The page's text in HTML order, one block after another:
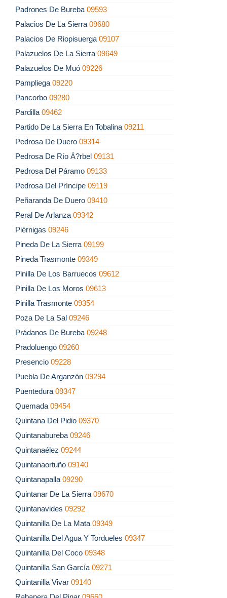
Padrones De Bureba 09593
Palacios De La Sierra 09680
Palacios De Riopisuerga 09107
Palazuelos De La Sierra 09649
Palazuelos De Muó 09226
Pampliega 09220
Pancorbo 09280
Pardilla 09462
Partido De La Sierra En Tobalina 09211
Pedrosa De Duero 09314
Pedrosa De Río Á?rbel 09131
Pedrosa Del Páramo 09133
Pedrosa Del Príncipe 09119
Peñaranda De Duero 09410
Peral De Arlanza 09342
Piérnigas 09246
Pineda De La Sierra 09199
Pineda Trasmonte 09349
Pinilla De Los Barruecos 09612
Pinilla De Los Moros 09613
Pinilla Trasmonte 09354
Poza De La Sal 09246
Prádanos De Bureba 09248
Pradoluengo 09260
Presencio 09228
Puebla De Arganzón 09294
Puentedura 09347
Quemada 09454
Quintana Del Pidio 09370
Quintanabureba 09246
Quintanaélez 09244
Quintanaortuño 09140
Quintanapalla 09290
Quintanar De La Sierra 09670
Quintanavides 09292
Quintanilla De La Mata 09349
Quintanilla Del Agua Y Tordueles 09347
Quintanilla Del Coco 09348
Quintanilla San García 09271
Quintanilla Vivar 09140